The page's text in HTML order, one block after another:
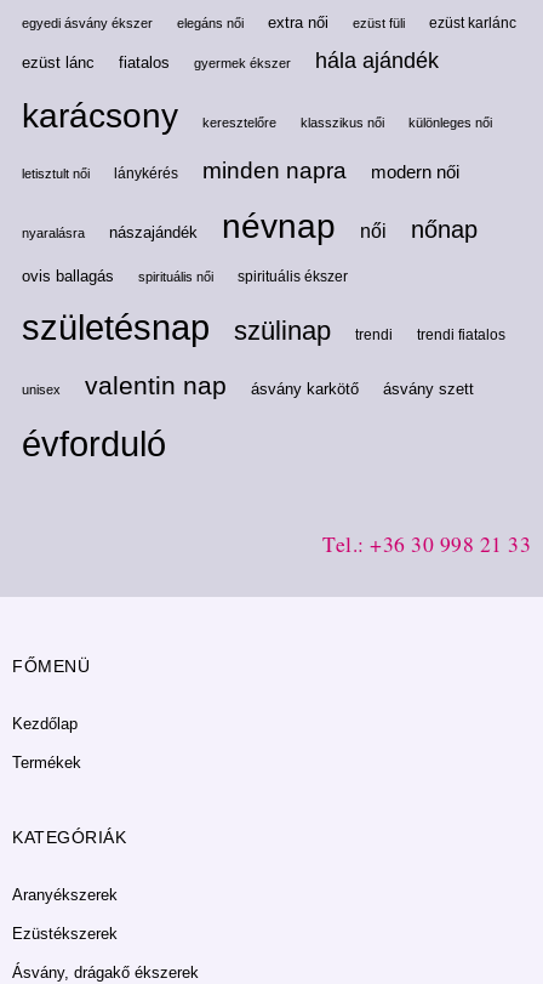
egyedi ásvány ékszer elegáns női extra női ezüst füli ezüst karlánc
ezüst lánc fiatalos gyermek ékszer hála ajándék
karácsony keresztelőre klasszikus női különleges női
letisztult női lánykérés minden napra modern női
nyaralásra nászajándék névnap női nőnap
ovis ballagás spirituális női spirituális ékszer
születésnap szülinap trendi trendi fiatalos
unisex valentin nap ásvány karkötő ásvány szett
évforduló
Tel.: +36 30 998 21 33
FŐMENÜ
Kezdőlap
Termékek
KATEGÓRIÁK
Aranyékszerek
Ezüstékszerek
Ásvány, drágakő ékszerek